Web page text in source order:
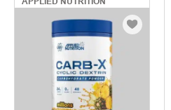
MILLIONS PINEAPPLE (1
Unflavoured (3)
Βανίλια (2)
Καρύδα (2
Μπανάνα (2)
Μπισκότο (2)
Σοκολάτα (2)